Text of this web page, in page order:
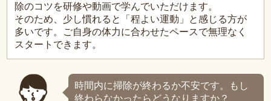
除のコツを研修や動画で学んでいただけます。
そのため、少し慣れると「程よい運動」と感じる方が
多いです。ご自身の体力に合わせたペースで無理なく
スタートできます。
時間内に掃除が終わるか不安です。もし
終わらなかったらどうなりますか？